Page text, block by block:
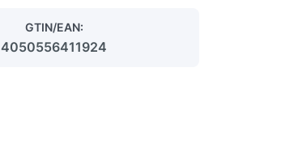
GTIN/EAN:
4050556411924